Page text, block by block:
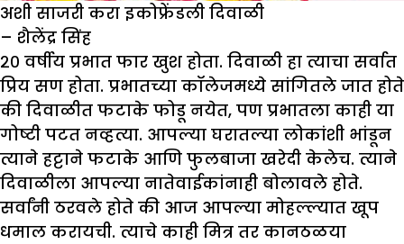
अशी साजरी करा इकोफ्रेंडली दिवाळी
– शैलेंद्र सिंह
२० वर्षीय प्रभात फार खुश होता. दिवाळी हा त्याचा सर्वात
प्रिय सण होता. प्रभातच्या कॉलेजमध्ये सांगितले जात होते
की दिवाळीत फटाके फोडू नयेत, पण प्रभातला काही या
गोष्टी पटत नव्हत्या. आपल्या घरातल्या लोकांशी भांडून
त्याने हट्टाने फटाके आणि फुलबाजा खरेदी केलेच. त्याने
दिवाळीला आपल्या नातेवाईकांनाही बोलावले होते.
सर्वांनी ठरवले होते की आज आपल्या मोहल्ल्यात खूप
धमाल करायची. त्याचे काही मित्र तर कानठळया